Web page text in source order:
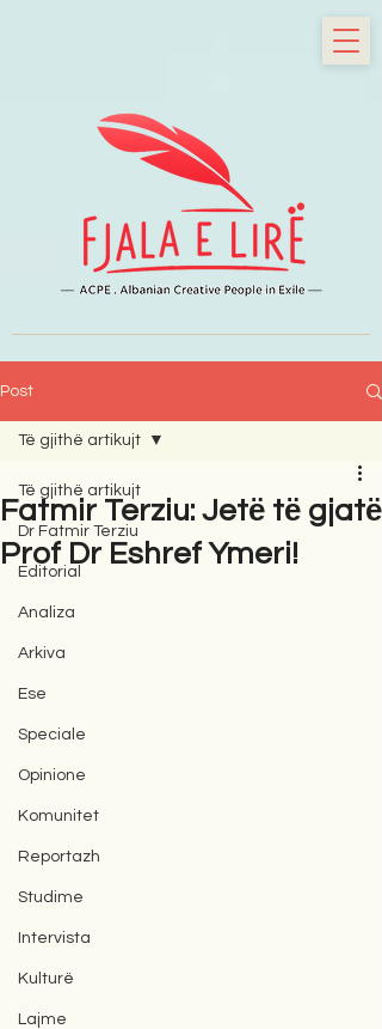
Post
Të gjithë artikujt
Dr Fatmir Terziu
Editorial
Analiza
Arkiva
Ese
Speciale
Opinione
Komunitet
Reportazh
Studime
Intervista
Kulturë
Lajme
Të gjithë artikujt
Fatmir Terziu: Jetё tё gjatё
Prof Dr Eshref Ymeri!